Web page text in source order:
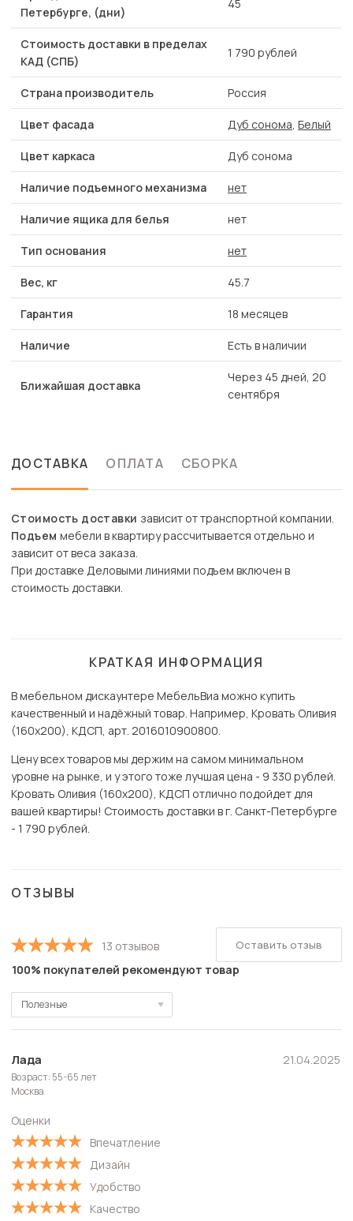
Петербурге, (дни)
45
Стоимость доставки в пределах
КАД (СПБ)
1 790 рублей
Страна производитель Россия
Цвет фасада Дуб сонома, Белый
Цвет каркаса Дуб сонома
Наличие подъемного механизма нет
Наличие ящика для белья нет
Тип основания нет
Вес, кг 45.7
Гарантия 18 месяцев
Наличие Есть в наличии
Ближайшая доставка
Через 45 дней, 20
сентября
ДОСТАВКА ОПЛАТА СБОРКА
Стоимость доставки зависит от транспортной компании.
Подъем мебели в квартиру рассчитывается отдельно и
зависит от веса заказа.
При доставке Деловыми линиями подъем включен в
стоимость доставки.
КРАТКАЯ ИНФОРМАЦИЯ
В мебельном дискаунтере МебельВиа можно купить
качественный и надёжный товар. Например, Кровать Оливия
(160х200), КДСП, арт. 2016010900800.
Цену всех товаров мы держим на самом минимальном
уровне на рынке, и у этого тоже лучшая цена - 9 330 рублей.
Кровать Оливия (160х200), КДСП отлично подойдет для
вашей квартиры! Стоимость доставки в г. Санкт-Петербурге
- 1 790 рублей.
ОТЗЫВЫ
13 отзывов
100% покупателей рекомендуют товар
Полезные
Полезные
Новые
Старые
С низкой оценкой
Лада
Возраст: 55-65 лет
Москва
Оценки
Впечатление
Дизайн
Удобство
Качество
21.04.2025
Оставить отзыв